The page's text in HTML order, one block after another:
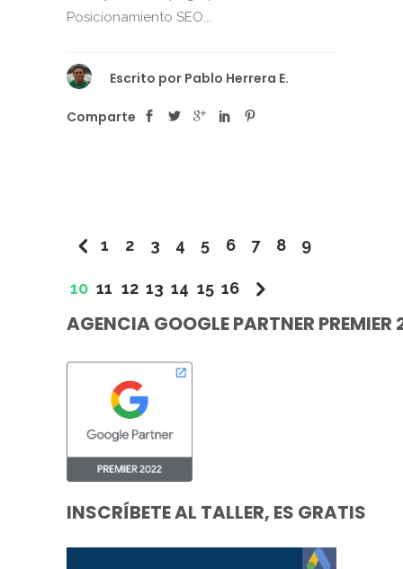
Posicionamiento SEO...
Escrito por Pablo Herrera E.
Comparte
1 2 3 4 5 6 7 8 9
10 11 12 13 14 15 16
AGENCIA GOOGLE PARTNER PREMIER
INSCRÍBETE AL TALLER, ES GRATIS